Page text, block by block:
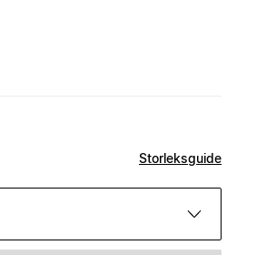
Storleksguide